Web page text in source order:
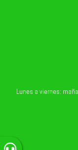
Lunes a viernes: